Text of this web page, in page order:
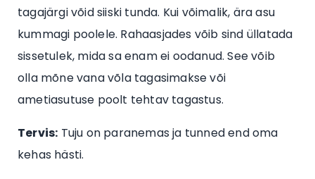
tagajärgi võid siiski tunda. Kui võimalik, ära asu
kummagi poolele. Rahaasjades võib sind üllatada
sissetulek, mida sa enam ei oodanud. See võib
olla mõne vana võla tagasimakse või
ametiasutuse poolt tehtav tagastus.
Tervis: Tuju on paranemas ja tunned end oma
kehas hästi.